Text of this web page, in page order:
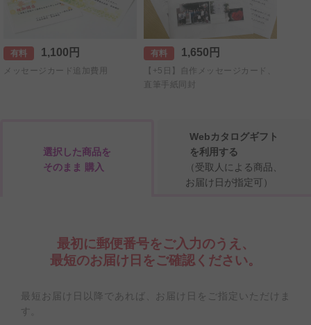
有料 1,100円
メッセージカード追加費用
有料 1,650円
【+5日】自作メッセージカード、
直筆手紙同封
選択した商品を
そのまま 購入
Webカタログギフト
を利用する
（受取人による商品、
お届け日が指定可）
最初に郵便番号をご入力のうえ、
最短のお届け日をご確認ください。
最短お届け日以降であれば、お届け日をご指定いただけま
す。